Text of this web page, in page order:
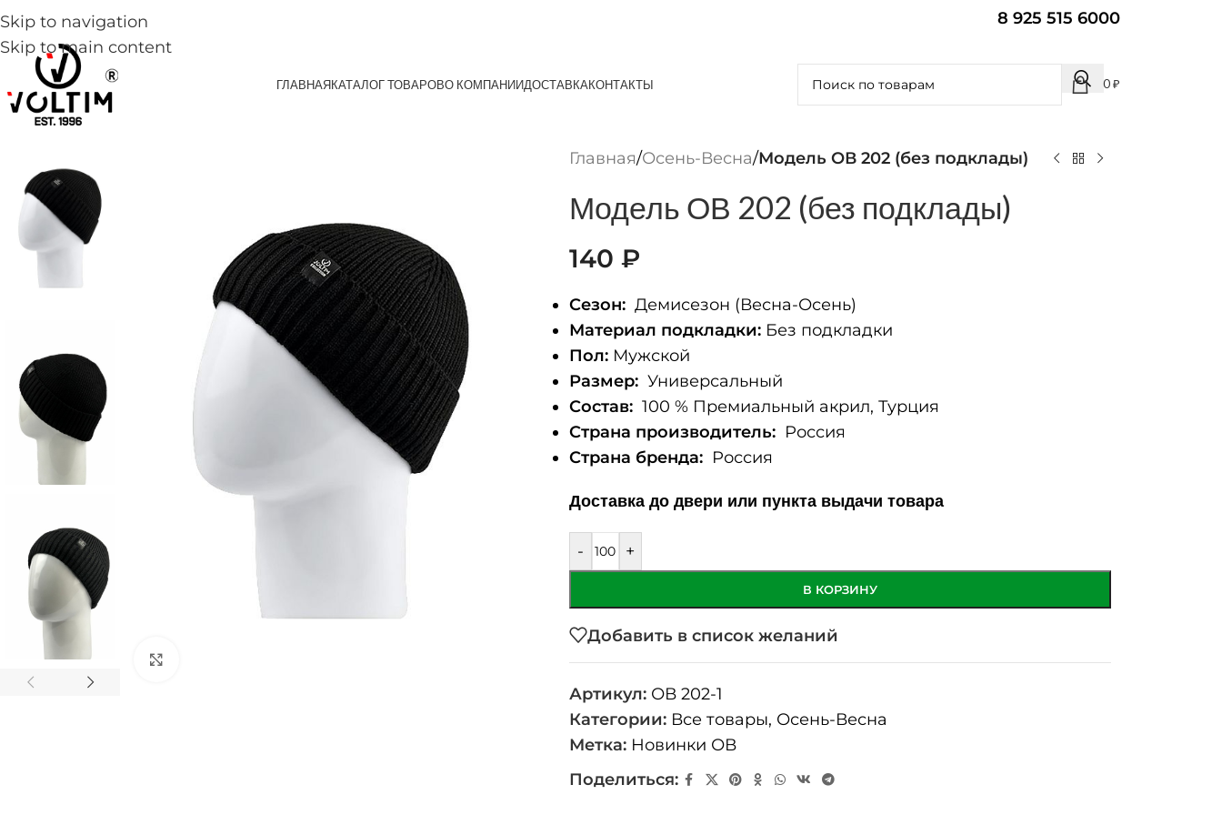
Skip to navigation
Skip to main content
8 925 515 6000
ГЛАВНАЯКАТАЛОГ ТОВАРОВО КОМПАНИИДОСТАВКАКОНТАКТЫ 0₽
Главная/Осень-Весна/Модель ОВ 202 (без подклады)
Модель ОВ 202 (без подклады)
140 ₽
Сезон:Демисезон (Весна-Осень)
Материал подкладки:Без подкладки
Пол:Мужской
Размер:Универсальный
Состав:100 % Премиальный акрил, Турция
Страна производитель:Россия
Страна бренда:Россия
Доставка до двери или пункта выдачи товара
- +
В КОРЗИНУ
Добавить в список желаний
Артикул: ОВ 202-1
Категории: Все товары, Осень-Весна
Метка: Новинки ОВ
Поделиться: